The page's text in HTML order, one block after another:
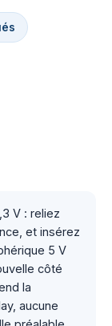
V : reliez
et insérez
5 V
côté
la
aucune